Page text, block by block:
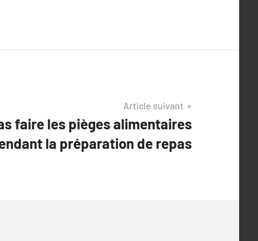
Article suivant
faire les pièges alimentaires
la préparation de repas